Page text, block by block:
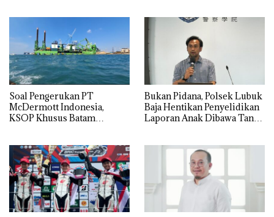
‎Soal Pengerukan PT
McDermott Indonesia,
KSOP Khusus Batam
Bukan Pidana, Polsek Lubuk
Baja Hentikan Penyelidikan
Laporan Anak Dibawa Tanpa